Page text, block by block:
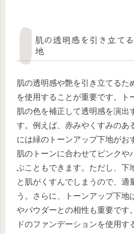
肌の透明感を引き立て
地
肌の透明感や艶を引き立てるた
を使用することが重要です。ト
肌の色を補正して透明感を演出
す。例えば、赤みやくすみのあ
には緑のトーンアップ下地がお
肌のトーンに合わせてピンクや
ぶこともできます。ただし、下
と肌がくすんでしまうので、適
う。さらに、トーンアップ下地
やパウダーとの相性も重要です
ドのファンデーションを使用す